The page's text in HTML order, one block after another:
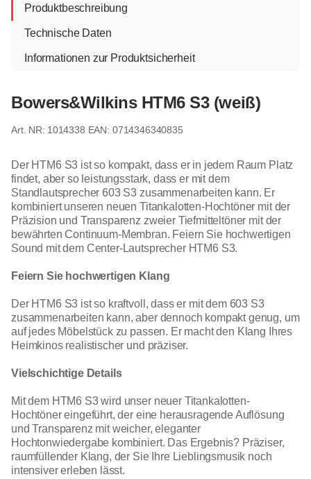
Produktbeschreibung
Technische Daten
Informationen zur Produktsicherheit
Bowers&Wilkins HTM6 S3 (weiß)
1014338 EAN: 0714346340835
Der HTM6 S3 ist so kompakt, dass er in jedem Raum Platz
findet, aber so leistungsstark, dass er mit dem
Standlautsprecher 603 S3 zusammenarbeiten kann. Er
kombiniert unseren neuen Titankalotten-Hochtöner mit der
Präzision und Transparenz zweier Tiefmitteltöner mit der
bewährten Continuum-Membran. Feiern Sie hochwertigen
Sound mit dem Center-Lautsprecher HTM6 S3.
Feiern Sie hochwertigen Klang
Der HTM6 S3 ist so kraftvoll, dass er mit dem 603 S3
zusammenarbeiten kann, aber dennoch kompakt genug, um
auf jedes Möbelstück zu passen. Er macht den Klang Ihres
Heimkinos realistischer und präziser.
Vielschichtige Details
Mit dem HTM6 S3 wird unser neuer Titankalotten-
Hochtöner eingeführt, der eine herausragende Auflösung
und Transparenz mit weicher, eleganter
Hochtonwiedergabe kombiniert. Das Ergebnis? Präziser,
raumfüllender Klang, der Sie Ihre Lieblingsmusik noch
intensiver erleben lässt.